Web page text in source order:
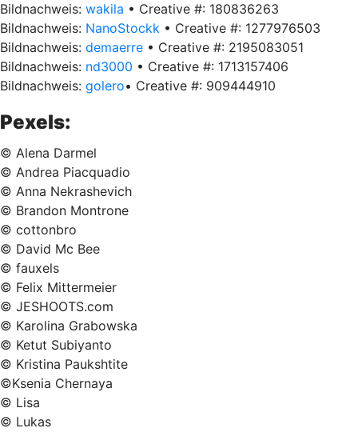
Bildnachweis: wakila • Creative #: 180836263
Bildnachweis: NanoStockk • Creative #: 1277976503
Bildnachweis: demaerre • Creative #: 2195083051
Bildnachweis: nd3000 • Creative #: 1713157406
Bildnachweis: golero• Creative #: 909444910
Pexels:
© Alena Darmel
© Andrea Piacquadio
© Anna Nekrashevich
© Brandon Montrone
© cottonbro
© David Mc Bee
© fauxels
© Felix Mittermeier
© JESHOOTS.com
© Karolina Grabowska
© Ketut Subiyanto
© Kristina Paukshtite
©Ksenia Chernaya
© Lisa
© Lukas